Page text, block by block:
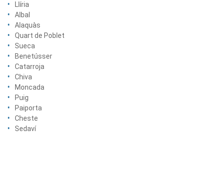
Llíria
Albal
Alaquàs
Quart de Poblet
Sueca
Benetússer
Catarroja
Chiva
Moncada
Puig
Paiporta
Cheste
Sedaví